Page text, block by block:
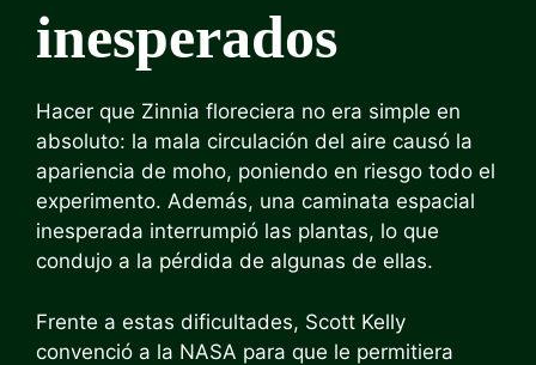
inesperados
Hacer que Zinnia floreciera no era simple en
absoluto: la mala circulación del aire causó la
apariencia de moho, poniendo en riesgo todo el
experimento. Además, una caminata espacial
inesperada interrumpió las plantas, lo que
condujo a la pérdida de algunas de ellas.
Frente a estas dificultades, Scott Kelly
convenció a la NASA para que le permitiera